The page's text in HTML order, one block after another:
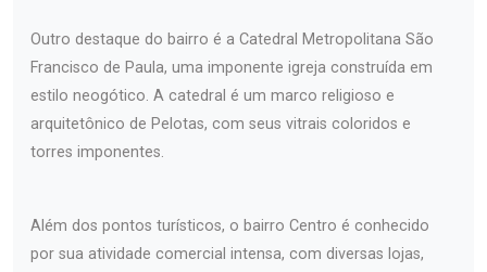
Outro destaque do bairro é a Catedral Metropolitana São
Francisco de Paula, uma imponente igreja construída em
estilo neogótico. A catedral é um marco religioso e
arquitetônico de Pelotas, com seus vitrais coloridos e
torres imponentes.
Além dos pontos turísticos, o bairro Centro é conhecido
por sua atividade comercial intensa, com diversas lojas,